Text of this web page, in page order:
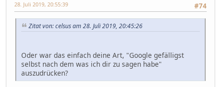
#74
28. Juli 2019, 20:55:39
Zitat von: celsus am 28. Juli 2019, 20:45:26
Oder war das einfach deine Art, "Google gefälligst
selbst nach dem was ich dir zu sagen habe"
auszudrücken?